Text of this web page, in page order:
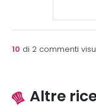
10 di 2 commenti
Altre